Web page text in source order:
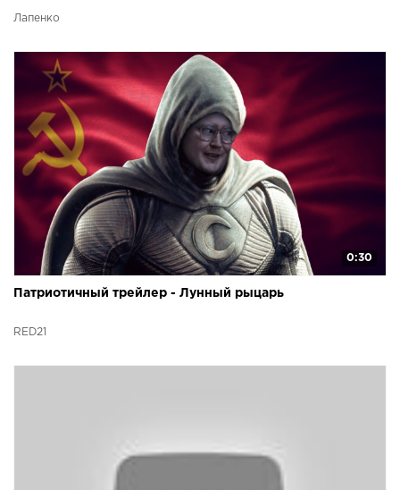
Лапенко
0:30
Патриотичный трейлер - Лунный рыцарь
RED21